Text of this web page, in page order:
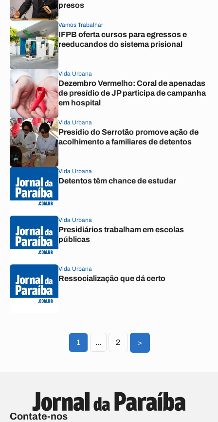
presos
Vamos Trabalhar
IFPB oferta cursos para egressos e
reeducandos do sistema prisional
Vida Urbana
Dezembro Vermelho: Coral de apenadas
de presídio de JP participa de campanha
em hospital
Vida Urbana
Presídio do Serrotão promove ação de
acolhimento a familiares de detentos
Vida Urbana
Detentos têm chance de estudar
Vida Urbana
Presidiários trabalham em escolas
públicas
Vida Urbana
Ressocialização que dá certo
1 ... 2 >
Contate-nos